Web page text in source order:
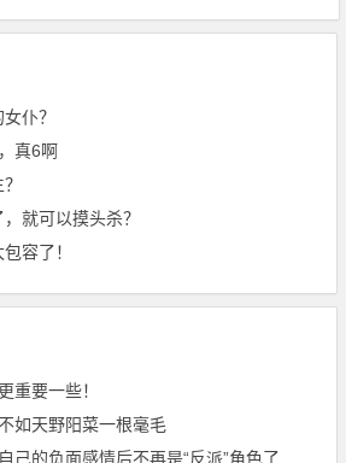
仆？
真6啊
就可以摸头杀？
容了！
重要一些！
如天野阳菜一根毫毛
己的负面感情后不再是“反派”角色了